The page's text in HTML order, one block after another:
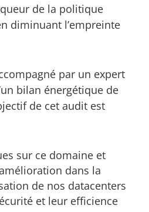
de la politique
diminuant l’empreinte
par un expert
bilan énergétique de
de cet audit est
sur ce domaine et
dans la
de nos datacenters
et leur efficience